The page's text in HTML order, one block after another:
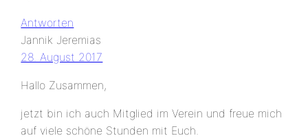
Antworten
Jannik Jeremias
28. August 2017
Hallo Zusammen,
jetzt bin ich auch Mitglied im Verein und freue mich
auf viele schöne Stunden mit Euch.